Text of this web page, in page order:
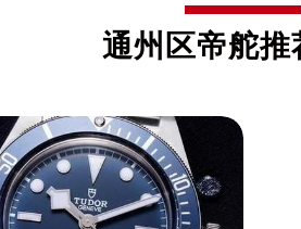
通州区帝舵推